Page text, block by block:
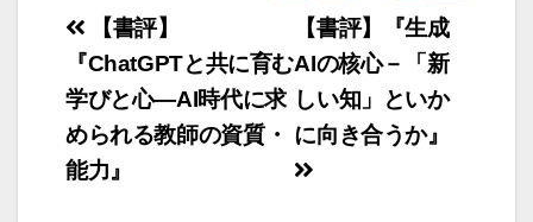
投
稿
ナ
ビ
ゲ
【書評】『生成
AIの核心－「新
しい知」といか
に向き合うか』
【書評】
『ChatGPTと共に育む
学びと心―AI時代に求
められる教師の資質・
能力』